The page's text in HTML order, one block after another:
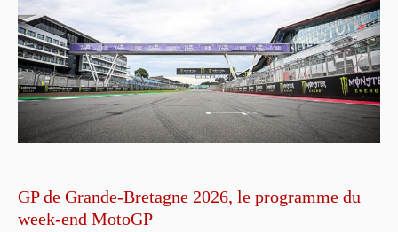
GP de Grande-Bretagne 2026, le programme du
week-end MotoGP